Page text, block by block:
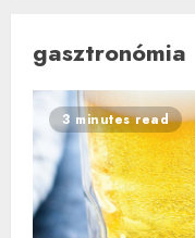
gasztronómia
3 minutes read